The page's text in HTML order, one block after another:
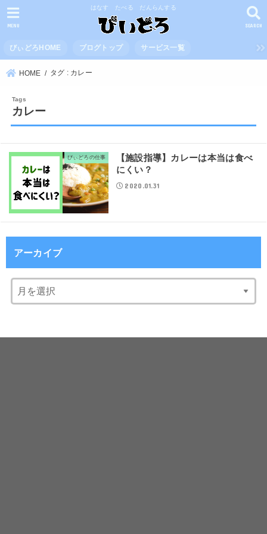
はなす たべる だんらんする
SEARCH
MENU
びぃどろHOME ブログトップ サービス一覧
HOME タグ : カレー
カレー
びぃどろの仕事
【施設指導】カレーは本当は食べ
にくい？
2020.01.31
アーカイブ